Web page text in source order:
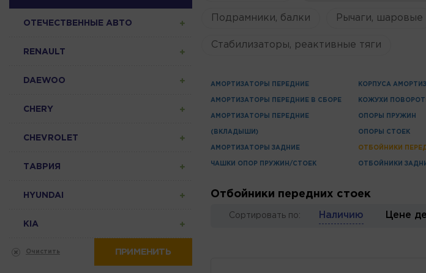
ОТЕЧЕСТВЕННЫЕ АВТО
RENAULT
DAEWOO
CHERY
CHEVROLET
ТАВРИЯ
HYUNDAI
KIA
Очистить ПРИМЕНИТЬ
Подрамники, балки Рычаги, шаровые
Стабилизаторы, реактивные тяги
АМОРТИЗАТОРЫ ПЕРЕДНИЕ
АМОРТИЗАТОРЫ ПЕРЕДНИЕ В СБОРЕ
АМОРТИЗАТОРЫ ПЕРЕДНИЕ
(ВКЛАДЫШИ)
АМОРТИЗАТОРЫ ЗАДНИЕ
ЧАШКИ ОПОР ПРУЖИН/СТОЕК
КОРПУСА
КОЖУХИ
ОПОРЫ ПРУЖИН
ОПОРЫ СТОЕК
ОТБОЙНИКИ
ОТБОЙНИКИ
Отбойники передних стоек
Сортировать по: Наличию Цене